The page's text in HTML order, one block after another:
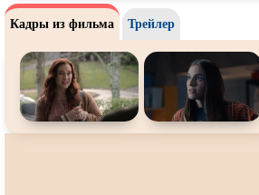
Кадры из фильма Трейлер